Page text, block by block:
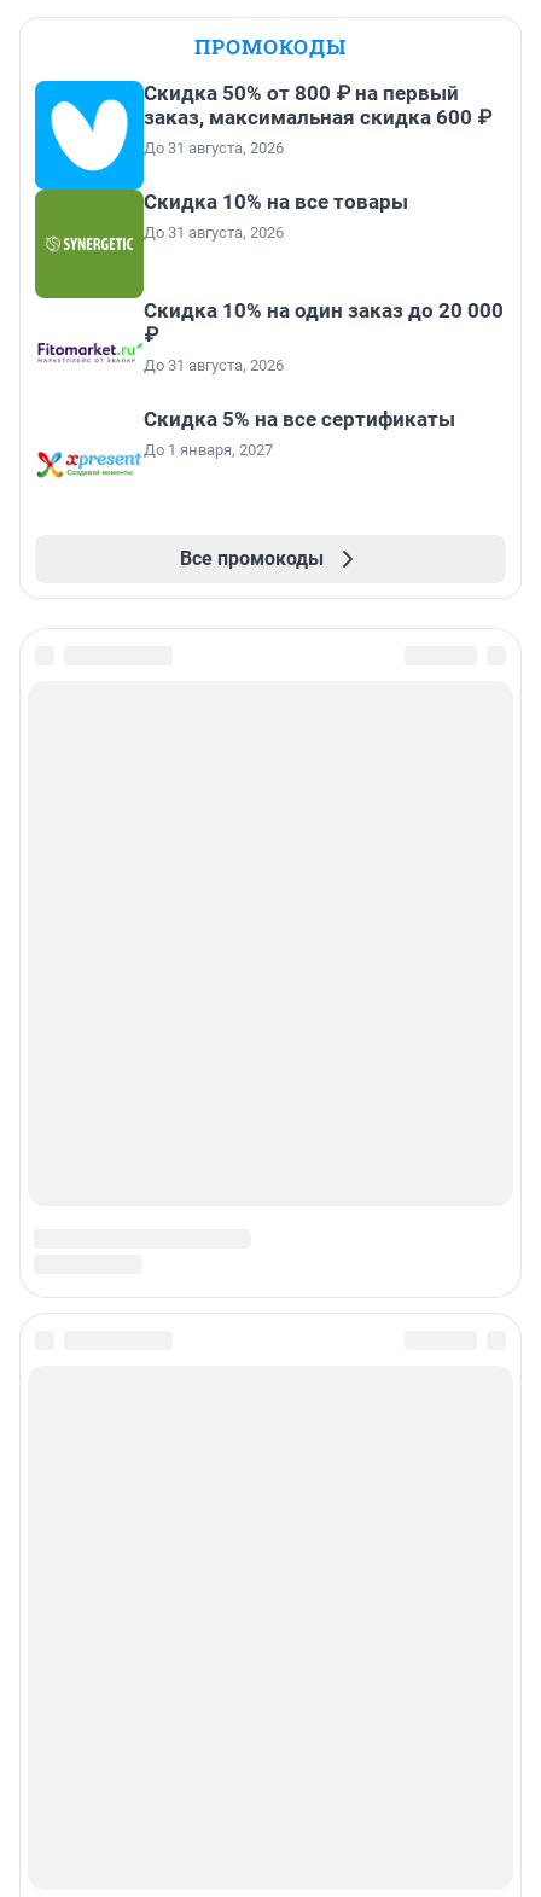
ПРОМОКОДЫ
Скидка 50% от 800 ₽ на первый
заказ, максимальная скидка 600 ₽
До 31 августа, 2026
Скидка 10% на все товары
До 31 августа, 2026
Скидка 10% на один заказ до 20 000
₽
До 31 августа, 2026
Скидка 5% на все сертификаты
До 1 января, 2027
Все промокоды